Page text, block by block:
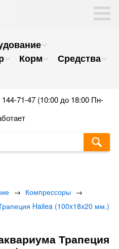
Корм
Средства
71-47 (10:00 до 18:00 Пн-
→ Компрессоры →
Hailea (100x18x20 мм.)
Трапеция